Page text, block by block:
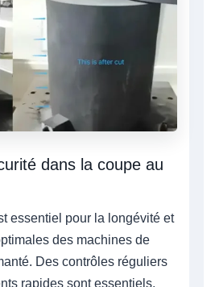
dans la coupe au
essentiel pour la longévité et
des machines de
Des contrôles réguliers
rapides sont essentiels,